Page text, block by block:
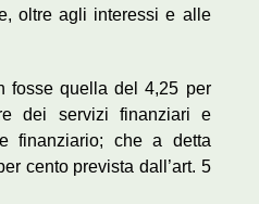
oltre agli interessi e alle
fosse quella del 4,25 per
dei servizi finanziari e
finanziario; che a detta
cento prevista dall’art. 5